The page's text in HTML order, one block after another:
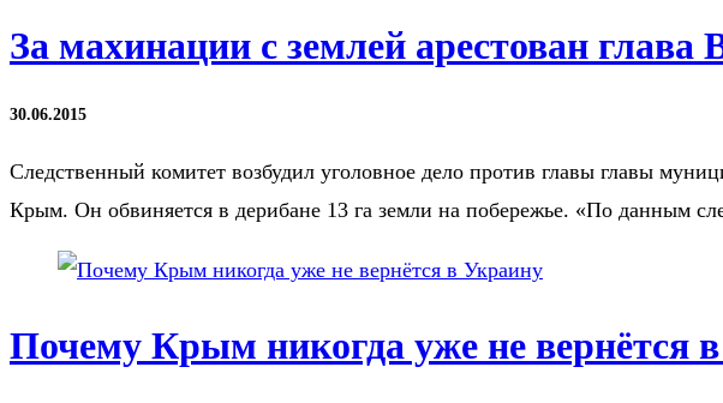
За махинации с землей арестован глава
30.06.2015
Следственный комитет возбудил уголовное дело против главы главы
Крым. Он обвиняется в дерибане 13 га земли на побережье. «По данным
Почему Крым никогда уже не вернётся